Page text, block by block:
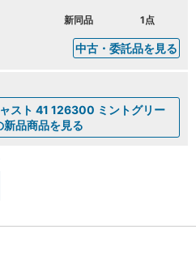
新同品 1点
中古・委託品を見る
スト 41 126300 ミントグリー
新品商品を見る